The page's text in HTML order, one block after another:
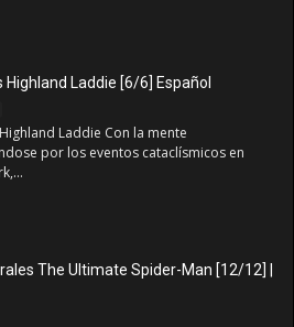
Highland Laddie [6/6] Español
Laddie Con la mente
por los eventos cataclísmicos en
The Ultimate Spider-Man [12/12] |